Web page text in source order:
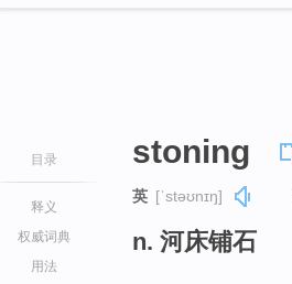
目录
释义
权威词典
用法
stoning
英 [ˈstəʊnɪŋ]
n. 河床铺石